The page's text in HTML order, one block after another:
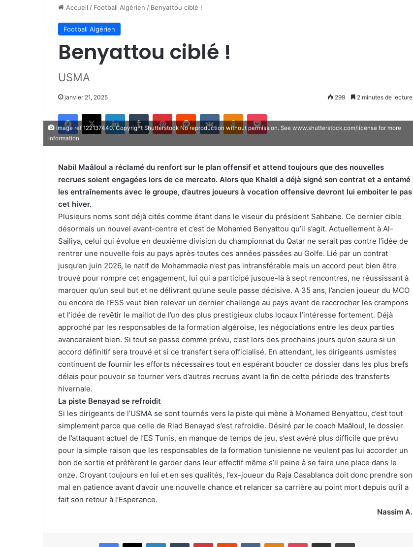
Accueil / Football Algérien / Benyattou ciblé !
Football Algérien
Benyattou ciblé !
USMA
janvier 21, 2025 299 2 minutes de lecture
Facebook
X LinkedinTumblr PinterestReddit VKontakteOdnoklassniki
Pocket
Image ref 122137440. Copyright Shutterstock No reproduction without permission. See www.shutterstock.com/license for more
information.
Nabil Maâloul a réclamé du renfort sur le plan offensif et attend toujours que des nouvelles
recrues soient engagées lors de ce mercato. Alors que Khaldi a déjà signé son contrat et a entamé
les entraînements avec le groupe, d’autres joueurs à vocation offensive devront lui emboiter le pas
cet hiver.
Plusieurs noms sont déjà cités comme étant dans le viseur du président Sahbane. Ce dernier cible
désormais un nouvel avant-centre et c’est de Mohamed Benyattou qu’il s’agit. Actuellement à Al-
Sailiya, celui qui évolue en deuxième division du championnat du Qatar ne serait pas contre l’idée de
rentrer une nouvelle fois au pays après toutes ces années passées au Golfe. Lié par un contrat
jusqu’en juin 2026, le natif de Mohammadia n’est pas intransférable mais un accord peut bien être
trouvé pour rompre cet engagement, lui qui a participé jusque-là à sept rencontres, ne réussissant à
marquer qu’un seul but et ne délivrant qu’une seule passe décisive. A 35 ans, l’ancien joueur du MCO
ou encore de l’ESS veut bien relever un dernier challenge au pays avant de raccrocher les crampons
et l’idée de revêtir le maillot de l’un des plus prestigieux clubs locaux l’intéresse fortement. Déjà
approché par les responsables de la formation algéroise, les négociations entre les deux parties
avanceraient bien. Si tout se passe comme prévu, c’est lors des prochains jours qu’on saura si un
accord définitif sera trouvé et si ce transfert sera officialisé. En attendant, les dirigeants usmistes
continuent de fournir les efforts nécessaires tout en espérant boucler ce dossier dans les plus brefs
délais pour pouvoir se tourner vers d’autres recrues avant la fin de cette période des transferts
hivernale.
La piste Benayad se refroidit
Si les dirigeants de l’USMA se sont tournés vers la piste qui mène à Mohamed Benyattou, c’est tout
simplement parce que celle de Riad Benayad s’est refroidie. Désiré par le coach Maâloul, le dossier
de l’attaquant actuel de l’ES Tunis, en manque de temps de jeu, s’est avéré plus difficile que prévu
pour la simple raison que les responsables de la formation tunisienne ne veulent pas lui accorder un
bon de sortie et préfèrent le garder dans leur effectif même s’il peine à se faire une place dans le
onze. Croyant toujours en lui et en ses qualités, l’ex-joueur du Raja Casablanca doit donc prendre son
mal en patience avant d’avoir une nouvelle chance et relancer sa carrière au point mort depuis qu’il a
fait son retour à l’Esperance.
Nassim A.
Facebook
X LinkedinTumblr PinterestReddit VKontakteOdnoklassniki
Pocket Partager par email Imprimer